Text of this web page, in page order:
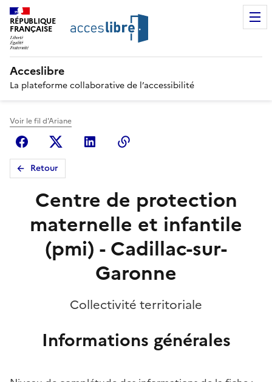
RÉPUBLIQUE
FRANÇAISE
Acceslibre
La plateforme collaborative de l’accessibilité
Voir le fil d'Ariane
FacebookX (anciennement Twitter)
Linkedin
Retour
Centre de protection
maternelle et infantile
(pmi) - Cadillac-sur-
Garonne
Collectivité territoriale
Informations générales